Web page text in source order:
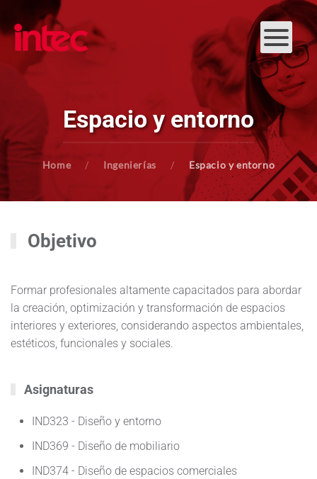
Skip to main content
Espacio y entorno
Home Ingenierías Espacio y entorno
Objetivo
Formar profesionales altamente capacitados para abordar
la creación, optimización y transformación de espacios
interiores y exteriores, considerando aspectos ambientales,
estéticos, funcionales y sociales.
Asignaturas
IND323 - Diseño y entorno
IND369 - Diseño de mobiliario
IND374 - Diseño de espacios comerciales